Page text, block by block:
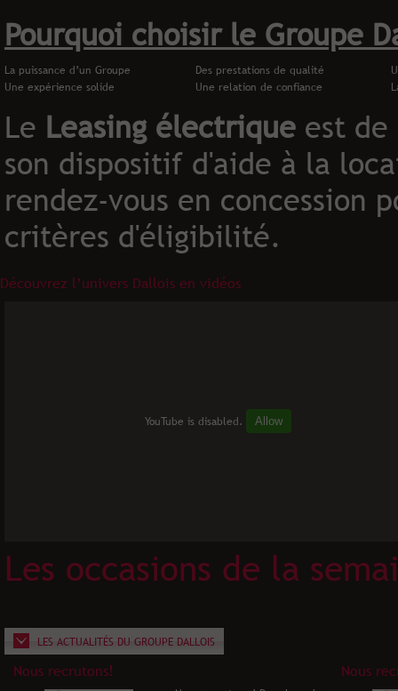
Pourquoi choisir le Groupe
La puissance d’un Groupe
Une expérience solide
Des prestations de qualité
Une relation de confiance
Le Leasing électrique est
son dispositif d'aide à la
rendez-vous en concession
critères d'éligibilité.
Découvrez l’univers Dallois en vidéos
YouTube is disabled. Allow
Les occasions de la
LES ACTUALITÉS DU GROUPE DALLOIS
Nous recrutons! Nous